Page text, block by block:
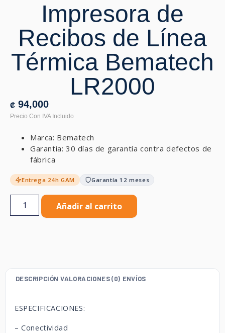
Impresora de
Recibos de Línea
Térmica Bematech
LR2000
₡ 94,000
Marca: Bematech
Garantia: 30 días de garantía contra defectos de
fábrica
Entrega 24h GAM Garantía 12 meses
Añadir al carrito
DESCRIPCIÓN VALORACIONES (0) ENVÍOS
ESPECIFICACIONES:
– Conectividad